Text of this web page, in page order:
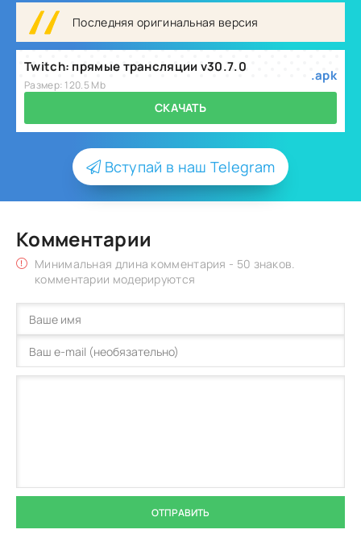
Последняя оригинальная версия
Twitch: прямые трансляции v30.7.0
Размер: 120.5 Mb
.apk
СКАЧАТЬ
Вступай в наш Telegram
Комментарии
Минимальная длина комментария - 50 знаков.
комментарии модерируются
ОТПРАВИТЬ